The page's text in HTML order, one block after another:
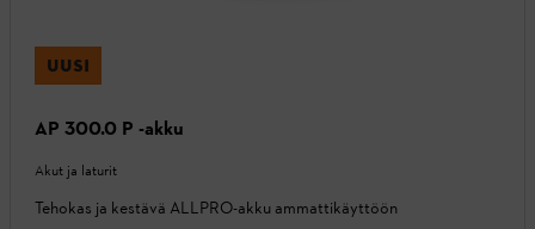
UUSI
AP 300.0 P -akku
Akut ja laturit
Tehokas ja kestävä ALLPRO-akku ammattikäyttöön